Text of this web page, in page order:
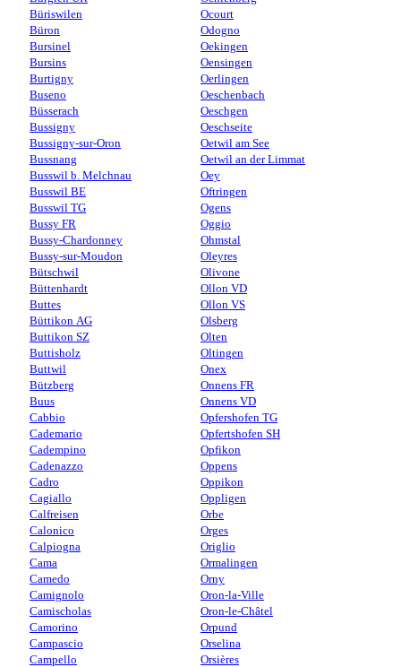
Büriswilen
Büron
Bursinel
Bursins
Burtigny
Buseno
Büsserach
Bussigny
Bussigny-sur-Oron
Bussnang
Busswil b. Melchnau
Busswil BE
Busswil TG
Bussy FR
Bussy-Chardonney
Bussy-sur-Moudon
Bütschwil
Büttenhardt
Buttes
Büttikon AG
Buttikon SZ
Buttisholz
Buttwil
Bützberg
Buus
Cabbio
Cademario
Cadempino
Cadenazzo
Cadro
Cagiallo
Calfreisen
Calonico
Calpiogna
Cama
Camedo
Camignolo
Camischolas
Camorino
Campascio
Campello
Ocourt
Odogno
Oekingen
Oensingen
Oerlingen
Oeschenbach
Oeschgen
Oeschseite
Oetwil am See
Oetwil an der Limmat
Oey
Oftringen
Ogens
Oggio
Ohmstal
Oleyres
Olivone
Ollon VD
Ollon VS
Olsberg
Olten
Oltingen
Onex
Onnens FR
Onnens VD
Opfershofen TG
Opfertshofen SH
Opfikon
Oppens
Oppikon
Oppligen
Orbe
Orges
Origlio
Ormalingen
Orny
Oron-la-Ville
Oron-le-Châtel
Orpund
Orselina
Orsières